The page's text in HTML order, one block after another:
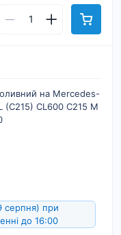
на Mercedes-
(C215) CL600 C215 M
серпня) при
до 16:00